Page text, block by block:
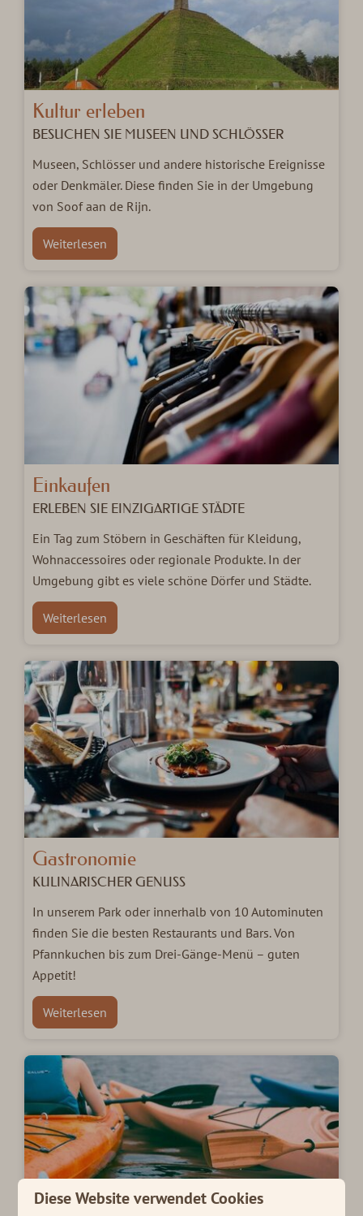
Kultur erleben
BESUCHEN SIE MUSEEN UND SCHLÖSSER
Museen, Schlösser und andere historische Ereignisse
oder Denkmäler. Diese finden Sie in der Umgebung
von Soof aan de Rijn.
Weiterlesen
Einkaufen
ERLEBEN SIE EINZIGARTIGE STÄDTE
Ein Tag zum Stöbern in Geschäften für Kleidung,
Wohnaccessoires oder regionale Produkte. In der
Umgebung gibt es viele schöne Dörfer und Städte.
Weiterlesen
Gastronomie
KULINARISCHER GENUSS
In unserem Park oder innerhalb von 10 Autominuten
finden Sie die besten Restaurants und Bars. Von
Pfannkuchen bis zum Drei-Gänge-Menü – guten
Appetit!
Weiterlesen
Diese Website verwendet Cookies